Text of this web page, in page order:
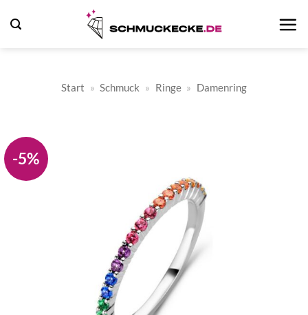
Inhalt
Start » Schmuck » Ringe » Damenring
-5%